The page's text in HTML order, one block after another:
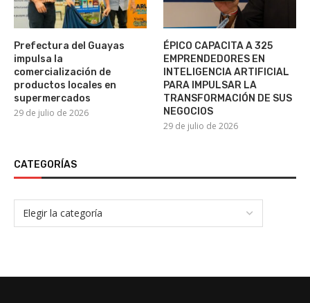
Prefectura del Guayas
impulsa la
comercialización de
productos locales en
supermercados
29 de julio de 2026
ÉPICO CAPACITA A 325
EMPRENDEDORES EN
INTELIGENCIA ARTIFICIAL
PARA IMPULSAR LA
TRANSFORMACIÓN DE SUS
NEGOCIOS
29 de julio de 2026
CATEGORÍAS